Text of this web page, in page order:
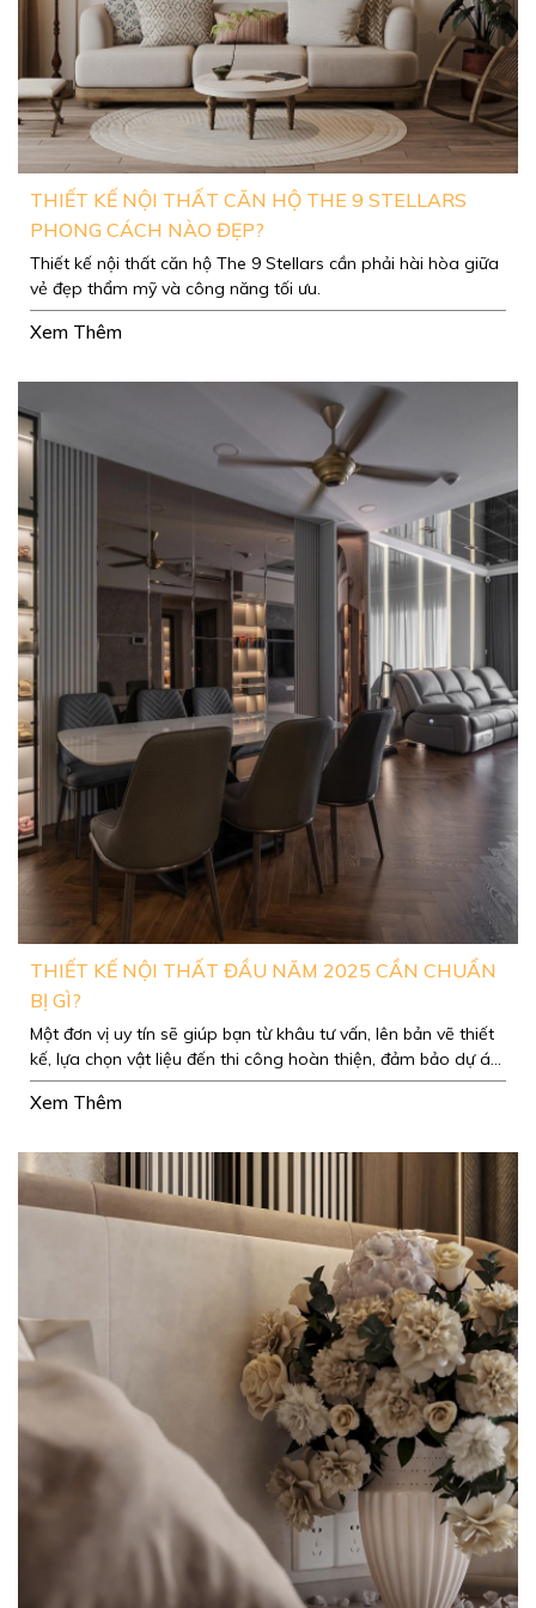
THIẾT KẾ NỘI THẤT CĂN HỘ THE 9 STELLARS
PHONG CÁCH NÀO ĐẸP?
Thiết kế nội thất căn hộ The 9 Stellars cần phải hài hòa giữa
vẻ đẹp thẩm mỹ và công năng tối ưu.
Xem Thêm
THIẾT KẾ NỘI THẤT ĐẦU NĂM 2025 CẦN CHUẨN
BỊ GÌ?
Một đơn vị uy tín sẽ giúp bạn từ khâu tư vấn, lên bản vẽ thiết
kế, lựa chọn vật liệu đến thi công hoàn thiện, đảm bảo dự án
hoàn thành đúng tiến độ và chất lượng cao nhất.
Xem Thêm
DIAMOND BRILLIANT: KHÔNG GIAN SỐNG LÝ
TƯỞNG
Xem Thêm
THE BEVERLY VINHOMES: NẾP NHÀ MỚI SUM
VẦY YÊU THƯƠNG